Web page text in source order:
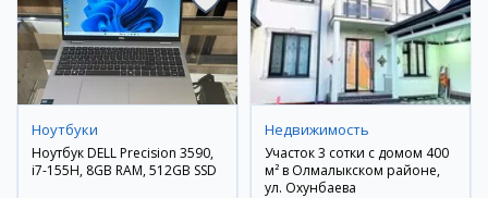
Ноутбуки
Ноутбук DELL Precision 3590,
i7-155H, 8GB RAM, 512GB SSD
Недвижимость
Участок 3 сотки с домом 400
м² в Олмалыкском районе,
ул. Охунбаева